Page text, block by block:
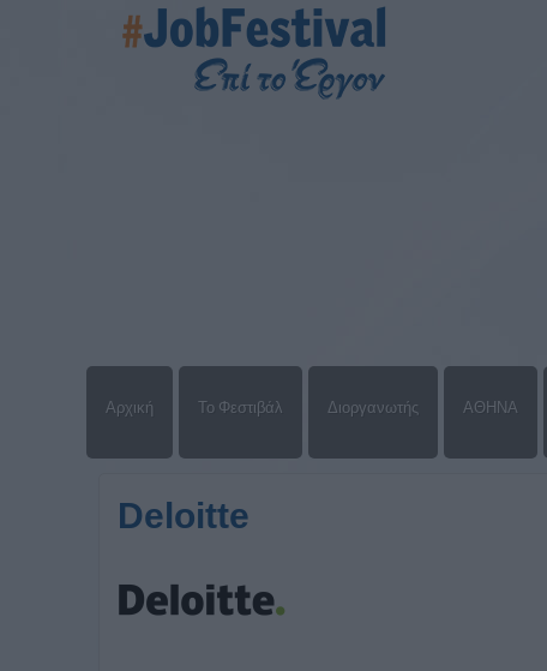
Αρχική Το Φεστιβάλ Διοργανωτής ΑΘΗΝΑ
Deloitte